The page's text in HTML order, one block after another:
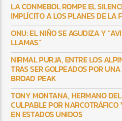
LA CONMEBOL ROMPE EL
IMPLÍCITO A LOS PLANES DE LA
ONU: EL NIÑO SE AGUDIZA Y
LLAMAS”
NIRMAL PURJA, ENTRE LOS
TRAS SER GOLPEADOS POR
BROAD PEAK
TONY MONTANA, HERMANO
CULPABLE POR
EN ESTADOS UNIDOS